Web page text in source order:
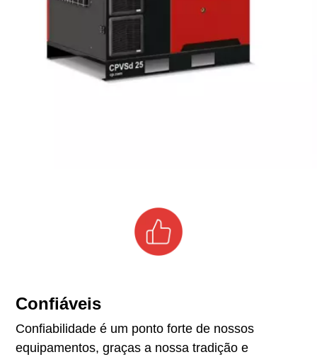
Confiáveis
Confiabilidade é um ponto forte de nossos
equipamentos, graças a nossa tradição e